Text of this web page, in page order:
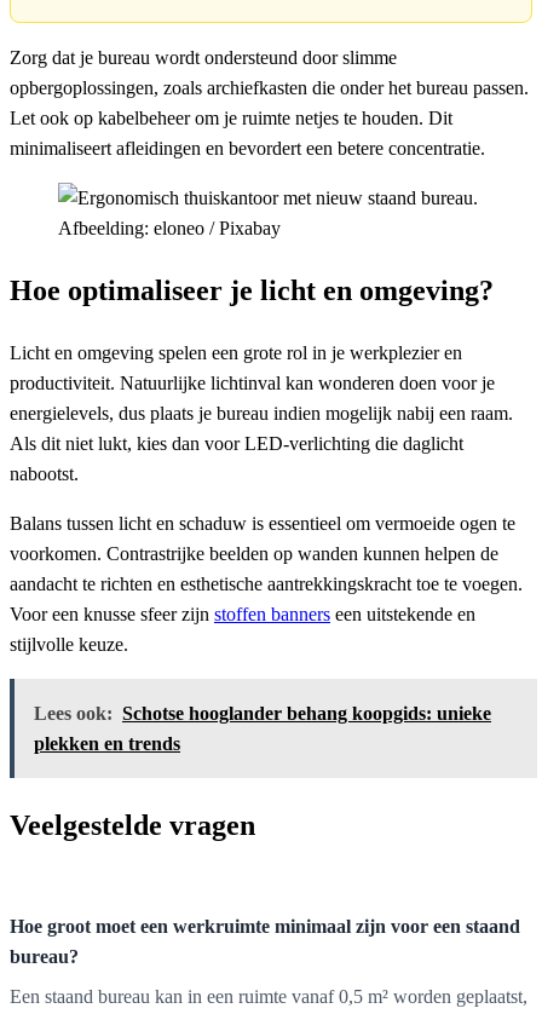
Zorg dat je bureau wordt ondersteund door slimme
opbergoplossingen, zoals archiefkasten die onder het bureau passen.
Let ook op kabelbeheer om je ruimte netjes te houden. Dit
minimaliseert afleidingen en bevordert een betere concentratie.
Afbeelding: eloneo / Pixabay
Hoe optimaliseer je licht en omgeving?
Licht en omgeving spelen een grote rol in je werkplezier en
productiviteit. Natuurlijke lichtinval kan wonderen doen voor je
energielevels, dus plaats je bureau indien mogelijk nabij een raam.
Als dit niet lukt, kies dan voor LED-verlichting die daglicht
nabootst.
Balans tussen licht en schaduw is essentieel om vermoeide ogen te
voorkomen. Contrastrijke beelden op wanden kunnen helpen de
aandacht te richten en esthetische aantrekkingskracht toe te voegen.
Voor een knusse sfeer zijn stoffen banners een uitstekende en
stijlvolle keuze.
Lees ook: Schotse hooglander behang koopgids: unieke
plekken en trends
Veelgestelde vragen
Hoe groot moet een werkruimte minimaal zijn voor een staand
bureau?
Een staand bureau kan in een ruimte vanaf 0,5 m² worden geplaatst,